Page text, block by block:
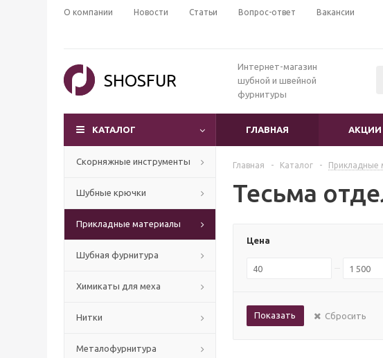
О компании Новости Статьи Вопрос-ответ Вакансии
SHOSFUR
Интернет-магазин
шубной и швейной
фурнитуры
КАТАЛОГ ГЛАВНАЯ АКЦИИ
Скорняжные инструменты
Шубные крючки
Прикладные материалы
Шубная фурнитура
Химикаты для меха
Нитки
Mеталофурнитура
Главная - Каталог - Прикладные
Тесьма
Цена
Показать Сбросить